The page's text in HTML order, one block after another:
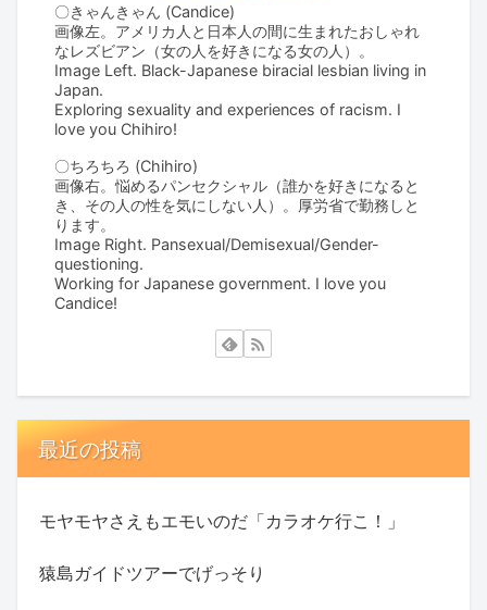
〇きゃんきゃん (Candice)
画像左。アメリカ人と日本人の間に生まれたおしゃれ
なレズビアン（女の人を好きになる女の人）。
Image Left. Black-Japanese biracial lesbian living in
Japan.
Exploring sexuality and experiences of racism. I
love you Chihiro!
〇ちろちろ (Chihiro)
画像右。悩めるパンセクシャル（誰かを好きになると
き、その人の性を気にしない人）。厚労省で勤務しと
ります。
Image Right. Pansexual/Demisexual/Gender-
questioning.
Working for Japanese government. I love you
Candice!
最近の投稿
モヤモヤさえもエモいのだ「カラオケ行こ！」
猿島ガイドツアーでげっそり